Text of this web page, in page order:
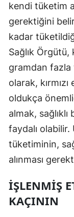
kendi tüketim
gerektiğini
kadar
Sağlık Örgütü,
gramdan
olarak,
oldukça
almak,
faydalı
tüketiminin,
alınması
İŞLENMIŞ
KAÇININ